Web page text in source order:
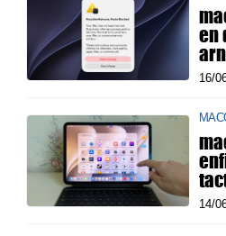
en
16/
14/